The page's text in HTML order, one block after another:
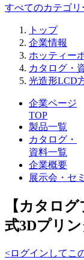
すべてのカテゴリ
トップ
企業情報
ホッティー
カタログ・
光造形LCD
企業ページ
TOP
製品一覧
カタログ・
資料一覧
企業概要
展示会・セ
【カタロ
式3Dプリ
<ログインしてこ